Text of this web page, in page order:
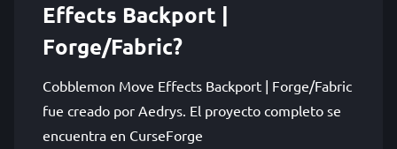
Effects Backport |
Forge/Fabric?
Cobblemon Move Effects Backport | Forge/Fabric
fue creado por Aedrys. El proyecto completo se
encuentra en CurseForge